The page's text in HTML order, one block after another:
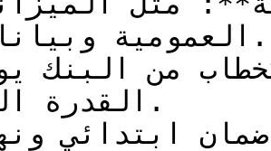
العمومية
القدرة